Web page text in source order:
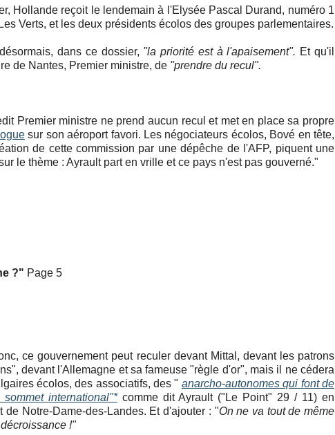
Hollande reçoit le lendemain à l'Elysée Pascal Durand, numéro 1
Verts, et les deux présidents écolos des groupes parlementaires.
dans ce dossier, "la priorité est à l'apaisement". Et qu'il
de Nantes, Premier ministre, de "prendre du recul".
Premier ministre ne prend aucun recul et met en place sa propre
sur son aéroport favori. Les négociateurs écolos, Bové en tête,
de cette commission par une dépêche de l'AFP, piquent une
le thème : Ayrault part en vrille et ce pays n'est pas gouverné."
?" Page 5
ce gouvernement peut reculer devant Mittal, devant les patrons
devant l'Allemagne et sa fameuse "règle d'or", mais il ne cédera
écolos, des associatifs, des " anarcho-autonomes qui font de
international"*comme dit Ayrault ("Le Point" 29 / 11) en
de Notre-Dame-des-Landes. Et d'ajouter : "On ne va tout de même
!"